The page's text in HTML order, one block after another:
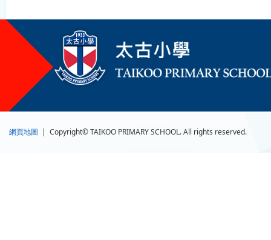
網頁地圖 | Copyright© TAIKOO PRIMARY SCHOOL. All rights reserved.